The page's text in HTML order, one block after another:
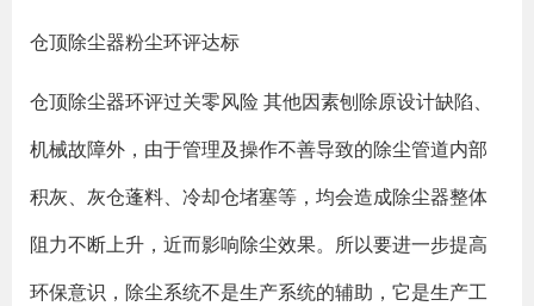
仓顶除尘器粉尘环评达标
仓顶除尘器环评过关零风险 其他因素刨除原设计缺陷、
机械故障外，由于管理及操作不善导致的除尘管道内部
积灰、灰仓蓬料、冷却仓堵塞等，均会造成除尘器整体
阻力不断上升，近而影响除尘效果。所以要进一步提高
环保意识，除尘系统不是生产系统的辅助，它是生产工